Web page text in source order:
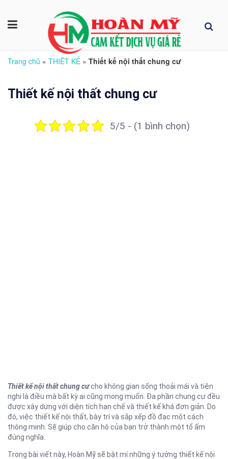
Trang chủ » THIÊT KẾ » Thiết kế nội thất chung cư
Thiết kế nội thất chung cư
5/5 - (1 bình chọn)
Thiết kế nội thất chung cưcho không gian sống thoải mái và tiện
nghi là điều mà bất kỳ ai cũng mong muốn. Đa phần chung cư đều
được xây dựng với diện tích hạn chế và thiết kế khá đơn giản. Do
đó, việc thiết kế nội thất, bày trí và sắp xếp đồ đạc một cách
thông minh. Sẽ giúp cho căn hộ của bạn trở thành một tổ ấm
đúng nghĩa.
Trong bài viết này, Hoàn Mỹ sẽ bật mí những ý tưởng thiết kế nội